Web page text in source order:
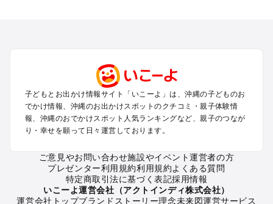
沖縄南部（糸満・豊見城）のプールお出かけ
西海岸・東海岸（読谷・宜野座）のプールお出かけ
屋久島・奄美大島・種子島・宮古島・石垣島（鹿児島～沖縄の
離島）のプールお出かけ
沖縄の遊園地
沖縄の動物園
沖縄のバーベキュー
子どもとお出かけ情報サイト「いこーよ」は、沖縄の子どものお
でかけ情報、沖縄のお出かけスポットのクチコミ・親子体験情
報、沖縄のおでかけスポット人気ランキングなど、親子のつなが
り・幸せを願って日々運営しております。
ご意見やお問い合わせ施設やイベント運営者の方
プレゼンター利用規約利用規約よくある質問
特定商取引法に基づく表記採用情報
いこーよ運営会社（アクトインディ株式会社）
運営会社トップブランドストーリー理念未来図運営サービス